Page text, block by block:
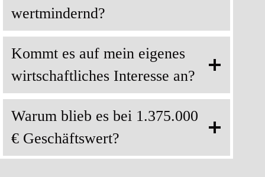
wertmindernd?
Kommt es auf mein eigenes
wirtschaftliches Interesse an?
Warum blieb es bei 1.375.000
€ Geschäftswert?